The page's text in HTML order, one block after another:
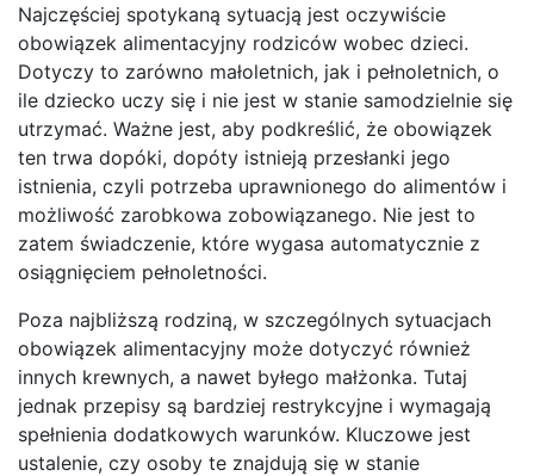
Najczęściej spotykaną sytuacją jest oczywiście
obowiązek alimentacyjny rodziców wobec dzieci.
Dotyczy to zarówno małoletnich, jak i pełnoletnich, o
ile dziecko uczy się i nie jest w stanie samodzielnie się
utrzymać. Ważne jest, aby podkreślić, że obowiązek
ten trwa dopóki, dopóty istnieją przesłanki jego
istnienia, czyli potrzeba uprawnionego do alimentów i
możliwość zarobkowa zobowiązanego. Nie jest to
zatem świadczenie, które wygasa automatycznie z
osiągnięciem pełnoletności.
Poza najbliższą rodziną, w szczególnych sytuacjach
obowiązek alimentacyjny może dotyczyć również
innych krewnych, a nawet byłego małżonka. Tutaj
jednak przepisy są bardziej restrykcyjne i wymagają
spełnienia dodatkowych warunków. Kluczowe jest
ustalenie, czy osoby te znajdują się w stanie